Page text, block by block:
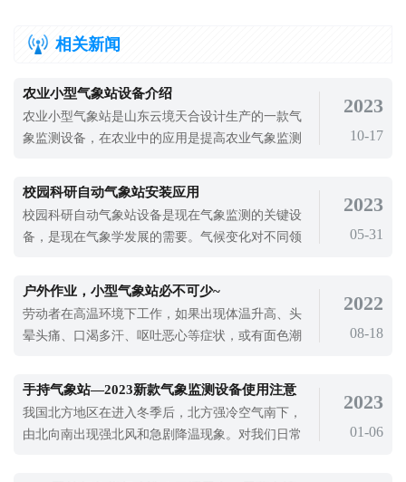
相关新闻
农业小型气象站设备介绍
农业小型气象站是山东云境天合设计生产的一款气
象监测设备，在农业中的应用是提高农业气象监测
生长发育的研究较多。随着农业科技的发展，农业
小型气象站设备广泛应用。农业小型气象
2023
10-17
校园科研自动气象站安装应用
校园科研自动气象站设备是现在气象监测的关键设
备，是现在气象学发展的需要。气候变化对不同领
展，就可以使用校园科研自动气象站进行监测，为
气象学发展提供气象数据支持。校园科研自动气象
站设备的应用是现在气象学发展的需要，
2023
05-31
户外作业，小型气象站必不可少~
劳动者在高温环境下工作，如果出现体温升高、头
晕头痛、口渴多汗、呕吐恶心等症状，或有面色潮
了。中暑看似事小，严重的话也会危害身体健康，
高温工作时一定要注意防暑降温。最近很多地区气
温还是居高不下，大家在安排户外工作时
2022
08-18
手持气象站—2023新款气象监测设备使用注意
我国北方地区在进入冬季后，北方强冷空气南下，
由北向南出现强北风和急剧降温现象。对我们日常
2023
01-06